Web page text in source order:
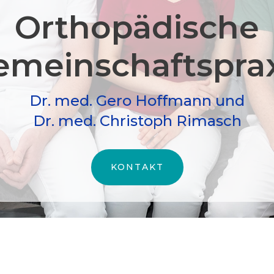
Orthopädische
Dr. med. Gero Hoffmann und
Dr. med. Christoph Rimasch
KONTAKT